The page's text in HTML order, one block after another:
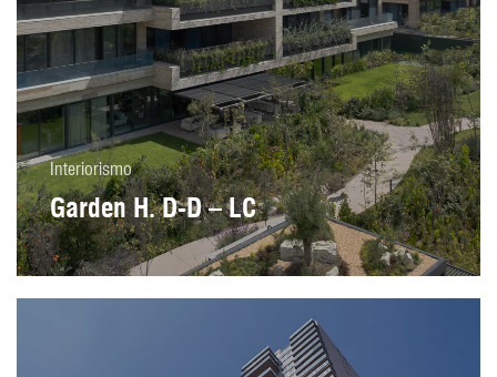
Interiorismo
Garden H. D-D – LC